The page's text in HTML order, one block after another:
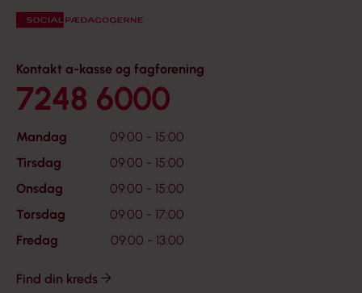
Kontakt a-kasse og fagforening
7248 6000
Mandag
09:00 - 15:00
Tirsdag
09:00 - 15:00
Onsdag
09:00 - 15:00
Torsdag
09:00 - 17:00
Fredag
09:00 - 13:00
Find din kreds